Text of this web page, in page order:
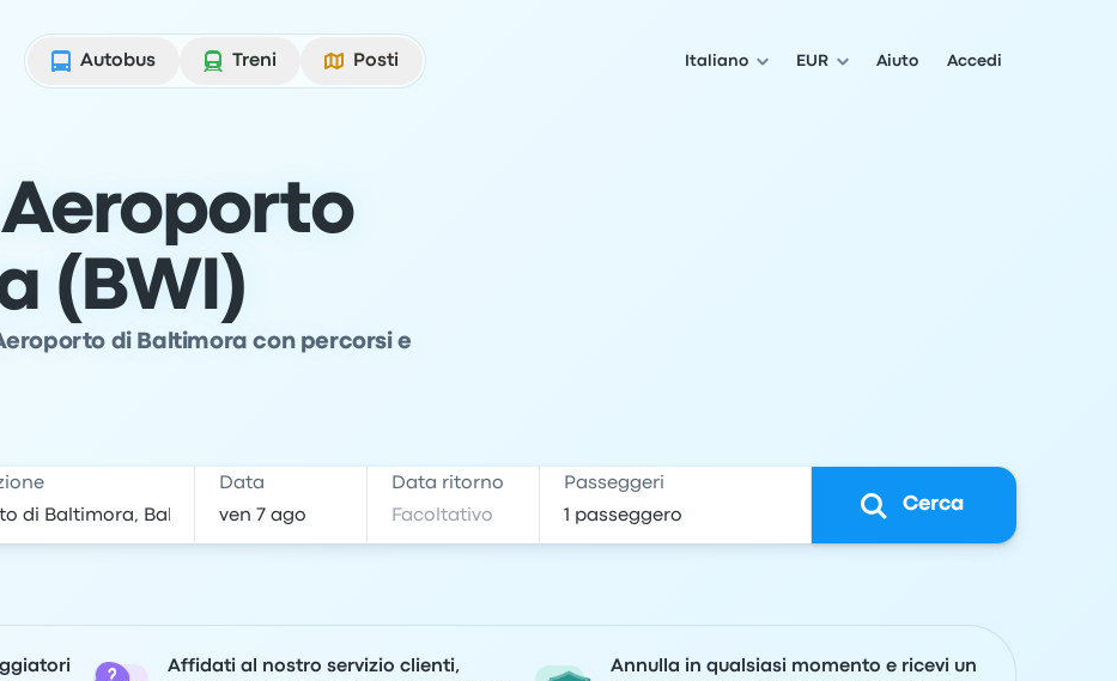
Autobus
Treni Posti Italiano EUR Aiuto Accedi
Aeroporto
(BWI)
di Baltimora con percorsi e
Data Data ritorno Passeggeri
Cerca
Affidati al nostro servizio clienti,
Annulla in qualsiasi momento e ricevi un